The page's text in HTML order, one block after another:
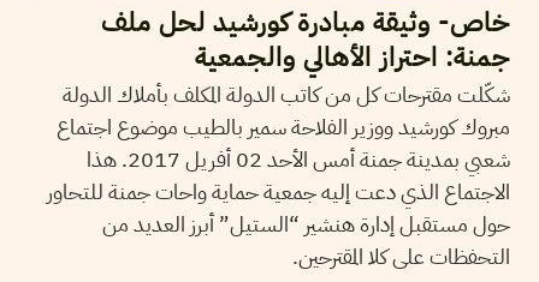
خاص- وثيقة مبادرة كورشيد لحل ملف
جمنة: احتراز الأهالي والجمعية
شكّلت مقترحات كل من كاتب الدولة المكلف بأملاك الدولة
مبروك كورشيد ووزير الفلاحة سمير بالطيب موضوع اجتماع
شعبي بمدينة جمنة أمس الأحد 02 أفريل 2017. هذا
الاجتماع الذي دعت إليه جمعية حماية واحات جمنة للتحاور
حول مستقبل إدارة هنشير “الستيل” أبرز العديد من
التحفظات على كلا المقترحين.